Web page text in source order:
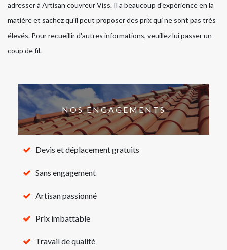
adresser à Artisan couvreur Viss. Il a beaucoup d'expérience en la
matière et sachez qu'il peut proposer des prix qui ne sont pas très
élevés. Pour recueillir d'autres informations, veuillez lui passer un
coup de fil.
NOS ENGAGEMENTS
Devis et déplacement gratuits
Sans engagement
Artisan passionné
Prix imbattable
Travail de qualité